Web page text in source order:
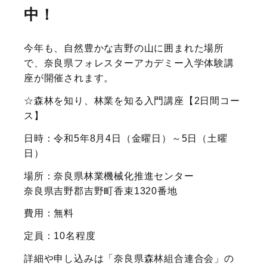
中！
今年も、自然豊かな吉野の山に囲まれた場所
で、奈良県フォレスターアカデミー入学体験講
座が開催されます。
☆森林を知り、林業を知る入門講座【2日間コー
ス】
日時：令和5年8月4日（金曜日）～5日（土曜
日）
場所：奈良県林業機械化推進センター
奈良県吉野郡吉野町香束1320番地
費用：無料
定員：10名程度
詳細や申し込みは「奈良県森林組合連合会」の